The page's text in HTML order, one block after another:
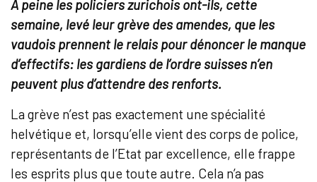
A peine les policiers zurichois ont-ils, cette
semaine, levé leur grève des amendes, que les
vaudois prennent le relais pour dénoncer le manque
d’effectifs: les gardiens de l’ordre suisses n’en
peuvent plus d’attendre des renforts.
La grève n’est pas exactement une spécialité
helvétique et, lorsqu’elle vient des corps de police,
représentants de l’Etat par excellence, elle frappe
les esprits plus que toute autre. Cela n’a pas